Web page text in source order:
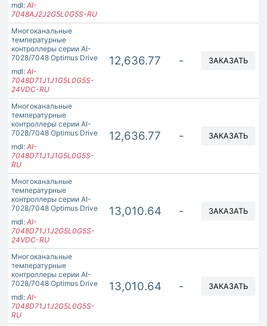
mdl: AI-
7048AJ2J2G5L0G5S-RU
Многоканальные
температурные
контроллеры серии AI-
7028/7048 Optimus Drive
mdl: AI-
7048D71J1J1G5L0G5S-
24VDC-RU
12,636.77 - ЗАКАЗАТЬ
Многоканальные
температурные
контроллеры серии AI-
7028/7048 Optimus Drive
mdl: AI-
7048D71J1J1G5L0G5S-
RU
12,636.77 - ЗАКАЗАТЬ
Многоканальные
температурные
контроллеры серии AI-
7028/7048 Optimus Drive
mdl: AI-
7048D71J1J2G5L0G5S-
24VDC-RU
13,010.64 - ЗАКАЗАТЬ
Многоканальные
температурные
контроллеры серии AI-
7028/7048 Optimus Drive
mdl: AI-
7048D71J1J2G5L0G5S-
RU
13,010.64 - ЗАКАЗАТЬ